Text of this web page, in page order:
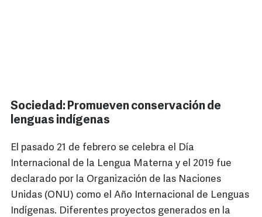
Sociedad: Promueven conservación de
lenguas indígenas
El pasado 21 de febrero se celebra el Día
Internacional de la Lengua Materna y el 2019 fue
declarado por la Organización de las Naciones
Unidas (ONU) como el Año Internacional de Lenguas
Indígenas. Diferentes proyectos generados en la